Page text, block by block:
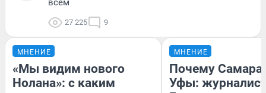
27 225 9
МНЕНИЕ
«Мы видим нового
Нолана»: с каким
МНЕНИЕ
Почему Самара
Уфы: